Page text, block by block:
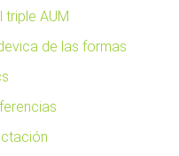
triple AUM
de las formas